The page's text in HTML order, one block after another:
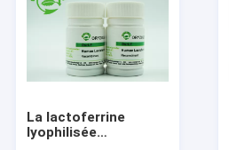
La lactoferrine
lyophilisée